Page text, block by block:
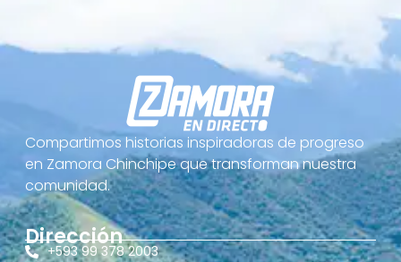
Compartimos historias inspiradoras de progreso
en Zamora Chinchipe que transforman nuestra
comunidad.
Dirección
+593 99 378 2003